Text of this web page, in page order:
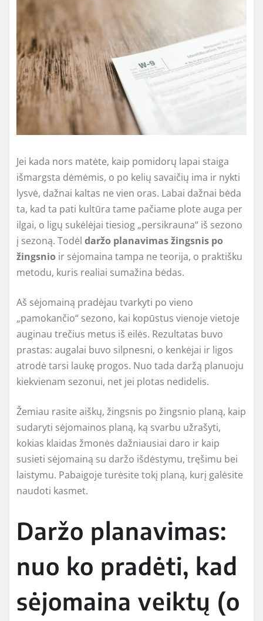
Jei kada nors matėte, kaip pomidorų lapai staiga
išmargsta dėmėmis, o po kelių savaičių ima ir nykti
lysvė, dažnai kaltas ne vien oras. Labai dažnai bėda
ta, kad ta pati kultūra tame pačiame plote auga per
ilgai, o ligų sukėlėjai tiesiog „persikrauna“ iš sezono
į sezoną. Todėl daržo planavimas žingsnis po
žingsnio ir sėjomaina tampa ne teorija, o praktišku
metodu, kuris realiai sumažina bėdas.
Aš sėjomainą pradėjau tvarkyti po vieno
„pamokančio“ sezono, kai kopūstus vienoje vietoje
auginau trečius metus iš eilės. Rezultatas buvo
prastas: augalai buvo silpnesni, o kenkėjai ir ligos
atrodė tarsi laukę progos. Nuo tada daržą planuoju
kiekvienam sezonui, net jei plotas nedidelis.
Žemiau rasite aiškų, žingsnis po žingsnio planą, kaip
sudaryti sėjomainos planą, ką svarbu užrašyti,
kokias klaidas žmonės dažniausiai daro ir kaip
susieti sėjomainą su daržo išdėstymu, tręšimu bei
laistymu. Pabaigoje turėsite tokį planą, kurį galėsite
naudoti kasmet.
Daržo planavimas:
nuo ko pradėti, kad
sėjomaina veiktų (o